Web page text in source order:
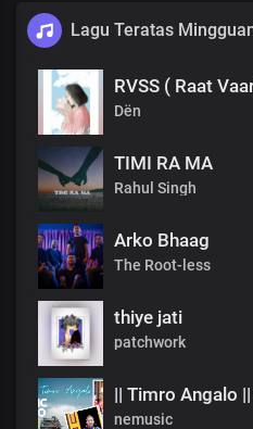
Lagu Teratas
RVSS ( Raat
Dën
TIMI RA MA
Rahul Singh
Arko Bhaag
The Root-less
thiye jati
patchwork
nemusic